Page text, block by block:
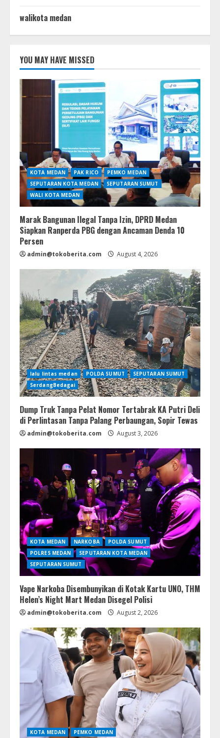
walikota medan
YOU MAY HAVE MISSED
KOTA MEDAN PAK RICO
PEMKO MEDAN
SEPUTARAN KOTA MEDAN
SEPUTARAN SUMUT
WALI KOTA MEDAN
Marak Bangunan Ilegal Tanpa Izin, DPRD Medan
Siapkan Ranperda PBG dengan Ancaman Denda 10
Persen
admin@tokoberita.com August 4, 2026
lalu lintas medan POLDA SUMUT
SEPUTARAN SUMUT
SerdangBedagai
Dump Truk Tanpa Pelat Nomor Tertabrak KA Putri Deli
di Perlintasan Tanpa Palang Perbaungan, Sopir Tewas
admin@tokoberita.com August 3, 2026
KOTA MEDAN NARKOBA
POLDA SUMUT
POLRES MEDAN
SEPUTARAN KOTA MEDAN
SEPUTARAN SUMUT
Vape Narkoba Disembunyikan di Kotak Kartu UNO, THM
Helen’s Night Mart Medan Disegel Polisi
admin@tokoberita.com August 2, 2026
KOTA MEDAN PEMKO MEDAN